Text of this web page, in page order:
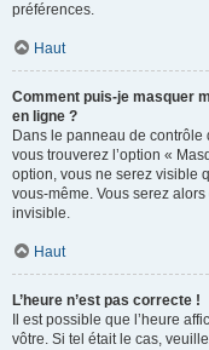
préférences.
Haut
Comment puis-je masquer
en ligne ?
Dans le panneau de contrôle
vous trouverez l’option «
option, vous ne serez visible
vous-même. Vous serez
invisible.
Haut
L’heure n’est pas correcte !
Il est possible que l’heure
vôtre. Si tel était le cas,